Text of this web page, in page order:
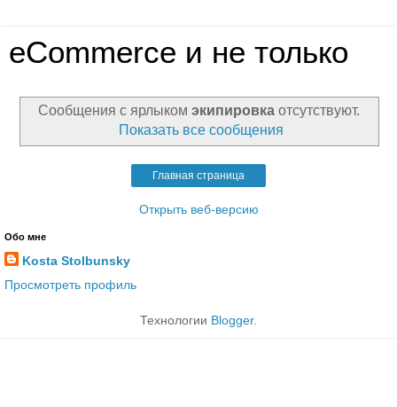
eCommerce и не только
Сообщения с ярлыком экипировкаотсутствуют.
Показать все сообщения
Главная страница
Открыть веб-версию
Обо мне
Kosta Stolbunsky
Просмотреть профиль
Технологии Blogger.